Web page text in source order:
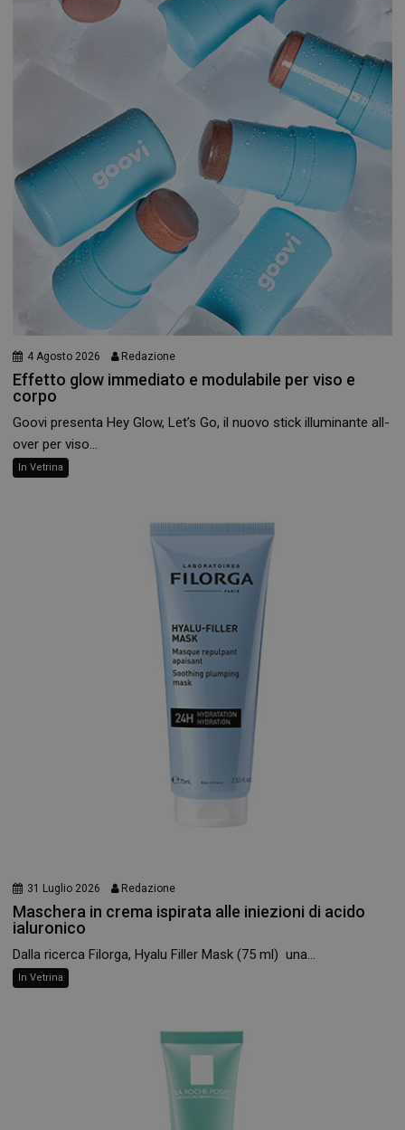
4 Agosto 2026 Redazione
Effetto glow immediato e modulabile per viso e
corpo
Goovi presenta Hey Glow, Let’s Go, il nuovo stick illuminante all-
over per viso...
In Vetrina
31 Luglio 2026 Redazione
Maschera in crema ispirata alle iniezioni di acido
ialuronico
Dalla ricerca Filorga, Hyalu Filler Mask (75 ml) una...
In Vetrina